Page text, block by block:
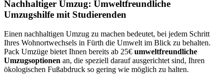
Nachhaltiger Umzug: Umweltfreundliche
Umzugshilfe mit Studierenden
Einen nachhaltigen Umzug zu machen bedeutet, bei jedem Schritt
Ihres Wohnortwechsels in Fürth die Umwelt im Blick zu behalten.
Pack Umzüge bietet Ihnen bereits ab 25€ umweltfreundliche
Umzugsoptionen an, die speziell darauf ausgerichtet sind, Ihren
ökologischen Fußabdruck so gering wie möglich zu halten.